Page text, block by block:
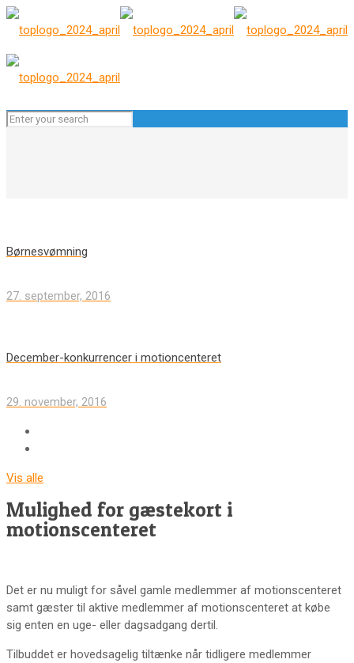
Børnesvømning
27. september, 2016
December-konkurrencer i motioncenteret
29. november, 2016
Vis alle
Mulighed for gæstekort i
motionscenteret
Det er nu muligt for såvel gamle medlemmer af motionscenteret
samt gæster til aktive medlemmer af motionscenteret at købe
sig enten en uge- eller dagsadgang dertil.
Tilbuddet er hovedsagelig tiltænke når tidligere medlemmer